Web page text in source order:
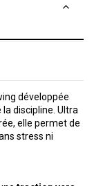
développée
discipline. Ultra
elle permet de
stress ni